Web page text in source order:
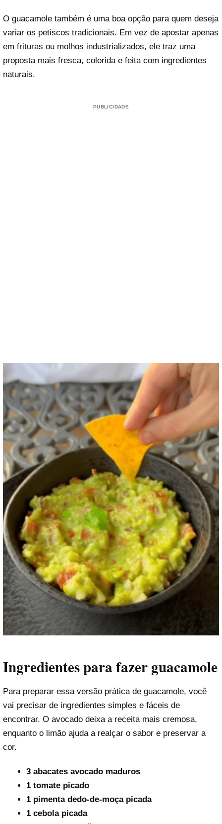
O guacamole também é uma boa opção para quem deseja
variar os petiscos tradicionais. Em vez de apostar apenas
em frituras ou molhos industrializados, ele traz uma
proposta mais fresca, colorida e feita com ingredientes
naturais.
PUBLICIDADE
Ingredientes para fazer guacamole
Para preparar essa versão prática de guacamole, você
vai precisar de ingredientes simples e fáceis de
encontrar. O avocado deixa a receita mais cremosa,
enquanto o limão ajuda a realçar o sabor e preservar a
cor.
3 abacates avocado maduros
1 tomate picado
1 pimenta dedo-de-moça picada
1 cebola picada